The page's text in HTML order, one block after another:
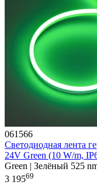
061566
Светодиодная лента
24V Green (10 W/m,
Green | Зелёный 525
3 19569